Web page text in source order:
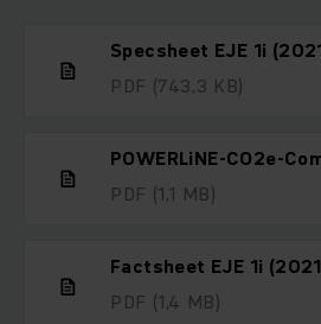
Specsheet EJE 1i
PDF (743,3 KB)
POWERLiNE-CO2e-
PDF (1,1 MB)
Factsheet EJE 1i
PDF (1,4 MB)